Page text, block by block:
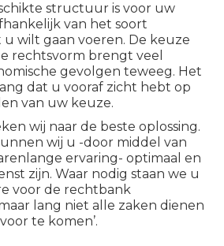
structuur is voor uw
van het soort
wilt gaan voeren. De keuze
rechtsvorm brengt veel
gevolgen teweeg. Het
dat u vooraf zicht hebt op
van uw keuze.
wij naar de beste oplossing.
wij u -door middel van
ervaring- optimaal en
zijn. Waar nodig staan we u
voor de rechtbank
lang niet alle zaken dienen
te komen’.